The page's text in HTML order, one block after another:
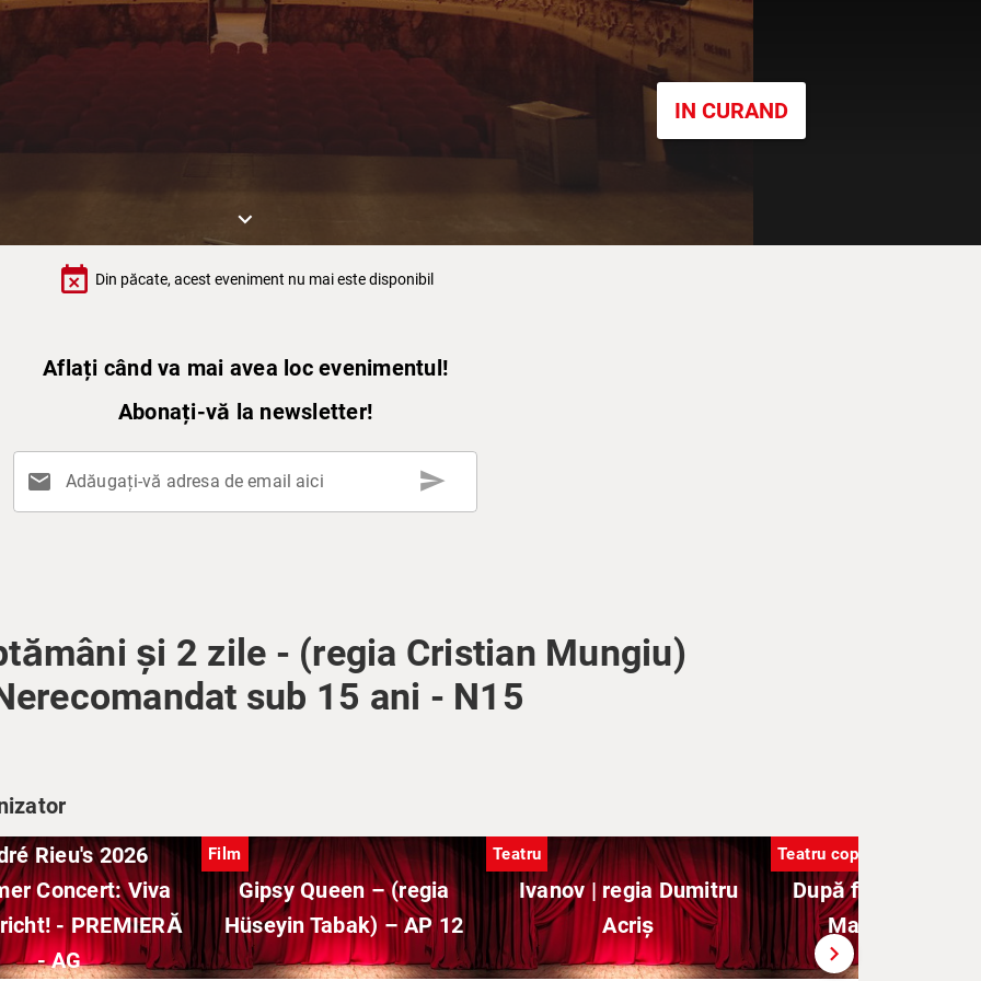
IN CURAND
keyboard_arrow_down
event_busy Din păcate, acest eveniment nu mai este disponibil
Aflați când va mai avea loc evenimentul!
Abonați-vă la newsletter!
mail Adăugați-vă adresa de email aici send
și 2 zile - (regia Cristian Mungiu)
sub 15 ani - N15
Rieu's 2026
Concert: Viva
- PREMIERĂ
- AG
Film
Gipsy Queen – (regia
Hüseyin Tabak) – AP 12
Teatru
Ivanov | regia Dumitru
Acriș
Teatru copii
După faptă și
Marionette
chevron_right